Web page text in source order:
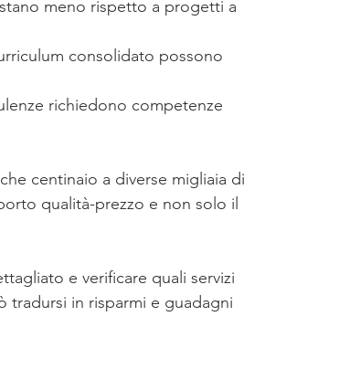
meno rispetto a progetti a
consolidato possono
richiedono competenze
centinaio a diverse migliaia di
qualità-prezzo e non solo il
e verificare quali servizi
tradursi in risparmi e guadagni